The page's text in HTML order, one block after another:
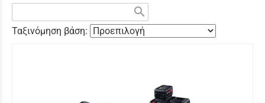
search
Ταξινόμηση βάση: